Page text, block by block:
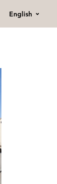
English